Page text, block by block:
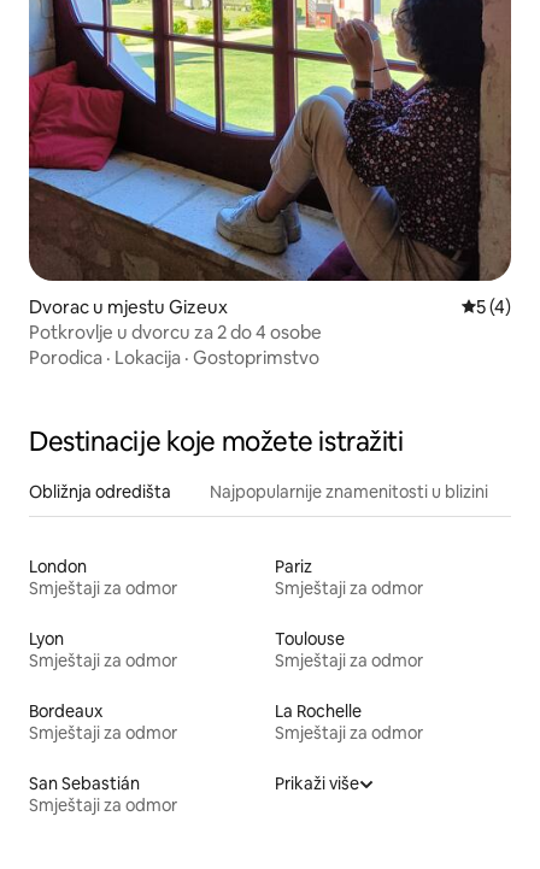
Dvorac u mjestu Gizeux
5 (4)
Potkrovlje u dvorcu za 2 do 4 osobe
Porodica · Lokacija · Gostoprimstvo
Destinacije koje možete istražiti
Obližnja odredišta Najpopularnije znamenitosti u blizini
London
Smještaji za odmor
Pariz
Smještaji za odmor
Lyon
Smještaji za odmor
Toulouse
Smještaji za odmor
Bordeaux
Smještaji za odmor
La Rochelle
Smještaji za odmor
San Sebastián
Smještaji za odmor
Prikaži više